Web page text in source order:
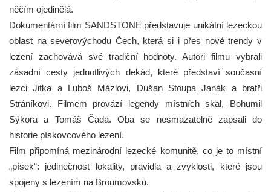
něčím ojedinělá.
Dokumentární film SANDSTONE představuje unikátní lezeckou
oblast na severovýchodu Čech, která si i přes nové trendy v
lezení zachovává své tradiční hodnoty. Autoři filmu vybrali
zásadní cesty jednotlivých dekád, které představí současní
lezci Jitka a Luboš Mázlovi, Dušan Stoupa Janák a bratři
Stráníkovi. Filmem provází legendy místních skal, Bohumil
Sýkora a Tomáš Čada. Oba se nesmazatelně zapsali do
historie pískovcového lezení.
Film připomíná mezinárodní lezecké komunitě, co je to místní
„písek“: jedinečnost lokality, pravidla a zvyklosti, které jsou
spojeny s lezením na Broumovsku.